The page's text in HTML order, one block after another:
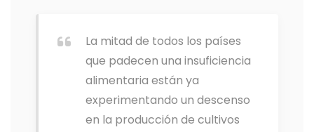
La mitad de todos los países
que padecen una insuficiencia
alimentaria están ya
experimentando un descenso
en la producción de cultivos